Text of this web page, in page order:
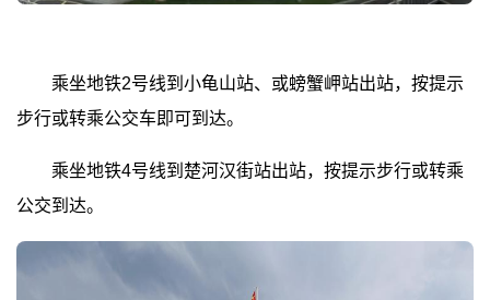
乘坐地铁2号线到小龟山站、或螃蟹岬站出站，按提示
步行或转乘公交车即可到达。
乘坐地铁4号线到楚河汉街站出站，按提示步行或转乘
公交到达。